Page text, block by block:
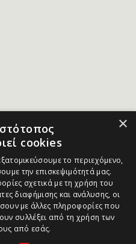
×
cookies
το περιεχόμενο,
την επισκεψιμότητά μας.
σχετικά με τη χρήση του
διαφήμισης και ανάλυσης, οι
με άλλες πληροφορίες που
συλλέξει από τη χρήση των
από εσάς.